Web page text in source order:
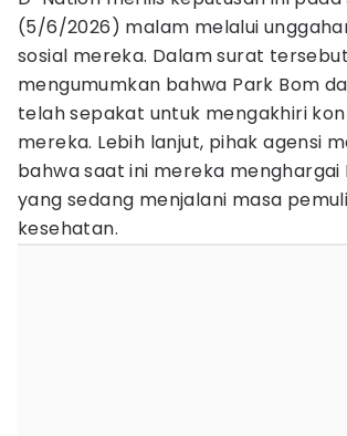
(5/6/2026) malam melalui
sosial mereka. Dalam surat
mengumumkan bahwa Park Bom
telah sepakat untuk mengakhiri
mereka. Lebih lanjut, pihak agensi
bahwa saat ini mereka menghargai
yang sedang menjalani masa
kesehatan.